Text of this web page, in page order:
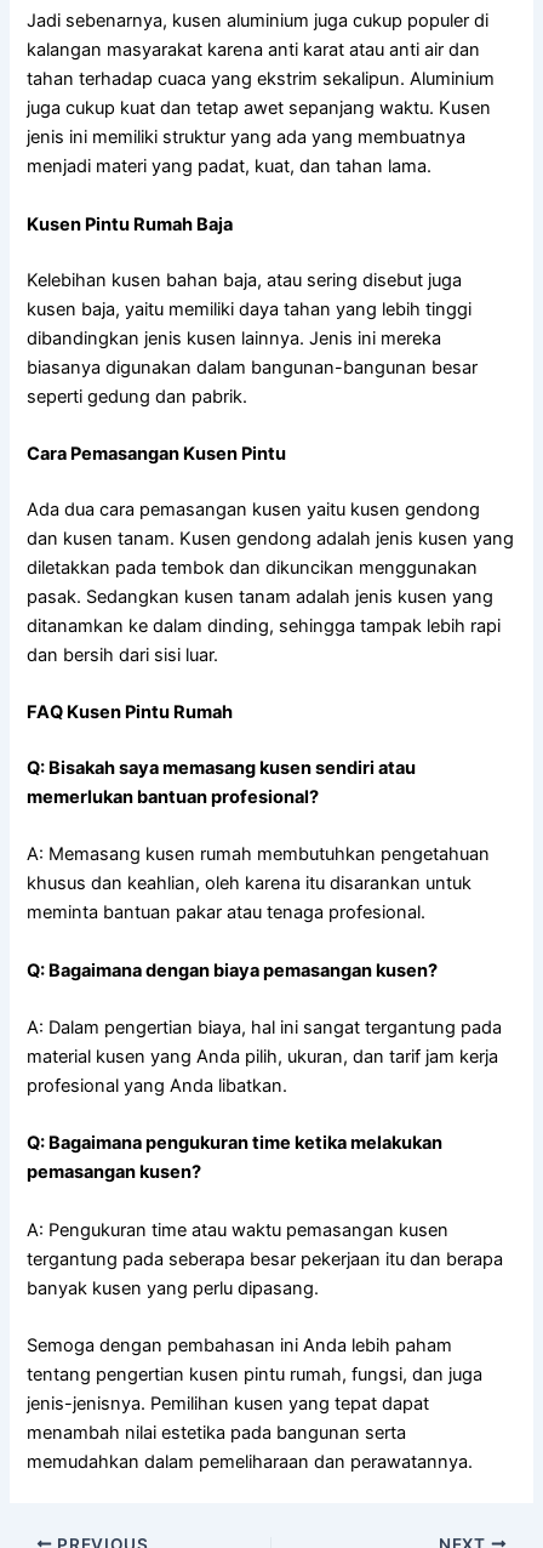
Jadi sebenarnya, kusen aluminium juga cukup populer di
kalangan masyarakat karena anti karat atau anti air dan
tahan terhadap cuaca yang ekstrim sekalipun. Aluminium
juga cukup kuat dan tetap awet sepanjang waktu. Kusen
jenis ini memiliki struktur yang ada yang membuatnya
menjadi materi yang padat, kuat, dan tahan lama.
Kusen Pintu Rumah Baja
Kelebihan kusen bahan baja, atau sering disebut juga
kusen baja, yaitu memiliki daya tahan yang lebih tinggi
dibandingkan jenis kusen lainnya. Jenis ini mereka
biasanya digunakan dalam bangunan-bangunan besar
seperti gedung dan pabrik.
Cara Pemasangan Kusen Pintu
Ada dua cara pemasangan kusen yaitu kusen gendong
dan kusen tanam. Kusen gendong adalah jenis kusen yang
diletakkan pada tembok dan dikuncikan menggunakan
pasak. Sedangkan kusen tanam adalah jenis kusen yang
ditanamkan ke dalam dinding, sehingga tampak lebih rapi
dan bersih dari sisi luar.
FAQ Kusen Pintu Rumah
Q: Bisakah saya memasang kusen sendiri atau
memerlukan bantuan profesional?
A: Memasang kusen rumah membutuhkan pengetahuan
khusus dan keahlian, oleh karena itu disarankan untuk
meminta bantuan pakar atau tenaga profesional.
Q: Bagaimana dengan biaya pemasangan kusen?
A: Dalam pengertian biaya, hal ini sangat tergantung pada
material kusen yang Anda pilih, ukuran, dan tarif jam kerja
profesional yang Anda libatkan.
Q: Bagaimana pengukuran time ketika melakukan
pemasangan kusen?
A: Pengukuran time atau waktu pemasangan kusen
tergantung pada seberapa besar pekerjaan itu dan berapa
banyak kusen yang perlu dipasang.
Semoga dengan pembahasan ini Anda lebih paham
tentang pengertian kusen pintu rumah, fungsi, dan juga
jenis-jenisnya. Pemilihan kusen yang tepat dapat
menambah nilai estetika pada bangunan serta
memudahkan dalam pemeliharaan dan perawatannya.
PREVIOUS NEXT